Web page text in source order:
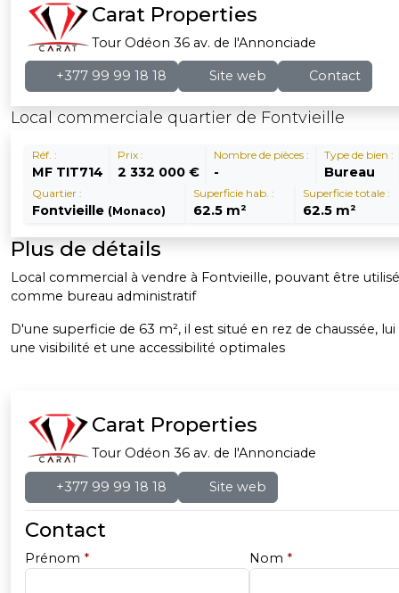
Carat Properties
Tour Odéon 36 av. de l'Annonciade
+377 99 99 18 18 Site web Contact
Local commerciale quartier de Fontvieille
Réf. :
MF TIT714
Prix :
2 332 000 €
Nombre de pièces :
-
Type de bien :
Bureau
Quartier :
Fontvieille (Monaco)
Superficie hab. :
62.5 m²
Superficie totale :
62.5 m²
Plus de détails
Local commercial à vendre à Fontvieille, pouvant être
comme bureau administratif
D'une superficie de 63 m², il est situé en rez de chaussée,
une visibilité et une accessibilité optimales
Carat Properties
Tour Odéon 36 av. de l'Annonciade
+377 99 99 18 18 Site web
Contact
Prénom * Nom *